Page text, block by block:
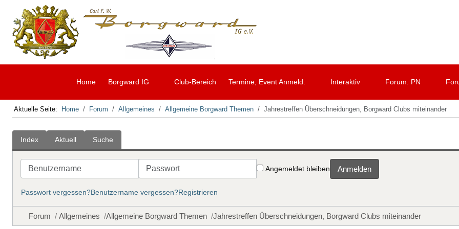
Home Borgward IG Club-Bereich Termine, Event Anmeld. Interaktiv Forum. PN
Aktuelle Seite: Home Forum Allgemeines Allgemeine Borgward Themen Jahrestreffen Überschneidungen, Borgward Clubs miteinander
Index Aktuell Suche
Benutzername Passwort
Angemeldet bleiben Anmelden
Passwort vergessen?Benutzername vergessen?Registrieren
Forum Allgemeines Allgemeine Borgward Themen Jahrestreffen Überschneidungen, Borgward Clubs miteinander